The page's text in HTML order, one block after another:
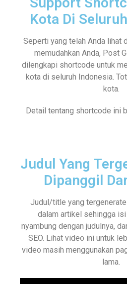
Kota Di
Seperti yang telah Anda lihat
memudahkan Anda, Post
dilengkapi shortcode untuk
kota di seluruh Indonesia.
kota.
Detail tentang shortcode ini
Judul Yang
Dipanggil
Judul/title yang
dalam artikel sehingga
nyambung dengan judulnya,
SEO. Lihat video ini untuk
video masih menggunakan
lama.